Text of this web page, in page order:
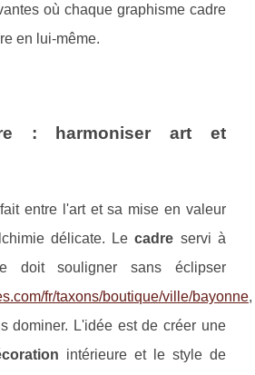
où chaque graphisme cadre
en lui-même.
: harmoniser art et
entre l'art et sa mise en valeur
délicate. Lecadre servi à
doit souligner sans éclipser
fr/taxons/boutique/ville/bayonne,
dominer. L'idée est de créer une
intérieure et le style de